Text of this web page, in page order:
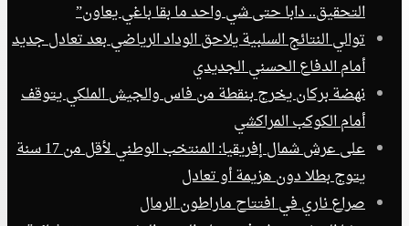
التحقيق.. دابا حتى شي واحد ما بقا باغي يعاون”
توالي النتائج السلبية يلاحق الوداد الرياضي بعد تعادل جديد
أمام الدفاع الحسني الجديدي
نهضة بركان يخرج بنقطة من فاس والجيش الملكي يتوقف
أمام الكوكب المراكشي
على عرش شمال إفريقيا: المنتخب الوطني لأقل من 17 سنة
يتوج بطلا دون هزيمة أو تعادل
صراع ناري في افتتاح ماراطون الرمال